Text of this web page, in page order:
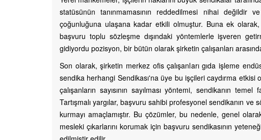
statüsünün tanınmamasının reddedilmesi nihai değildir
çoğunluğuna ulaşana kadar etkili olmuştur. Buna ek
başvuru toplu sözleşme dışındaki yöntemlerle işveren
gidiyordu pozisyon, bir bütün olarak şirketin çalışanları
Son olarak, şirketin merkez ofis çalışanları gıda işleme
sendika herhangi Sendikası'na üye bu işçileri caydırma etkisi
çalışanların sayısının sayılması yöntemi, sendikanın
Tartışmalı yargılar, başvuru sahibi profesyonel sendikanın
kurmayı amaçlamıştır. Bu çözümler, bu nedenle, genel
mesleki çıkarlarını korumak için başvuru sendikasının